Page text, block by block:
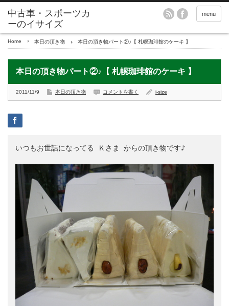
menu
Home 本日の頂き物 本日の頂き物パート②♪【 札幌珈琲館のケーキ 】
本日の頂き物パート②♪【 札幌珈琲館のケーキ 】
2011/11/9 本日の頂き物 コメントを書く i-size
いつもお世話になってる Ｋさま からの頂き物です♪